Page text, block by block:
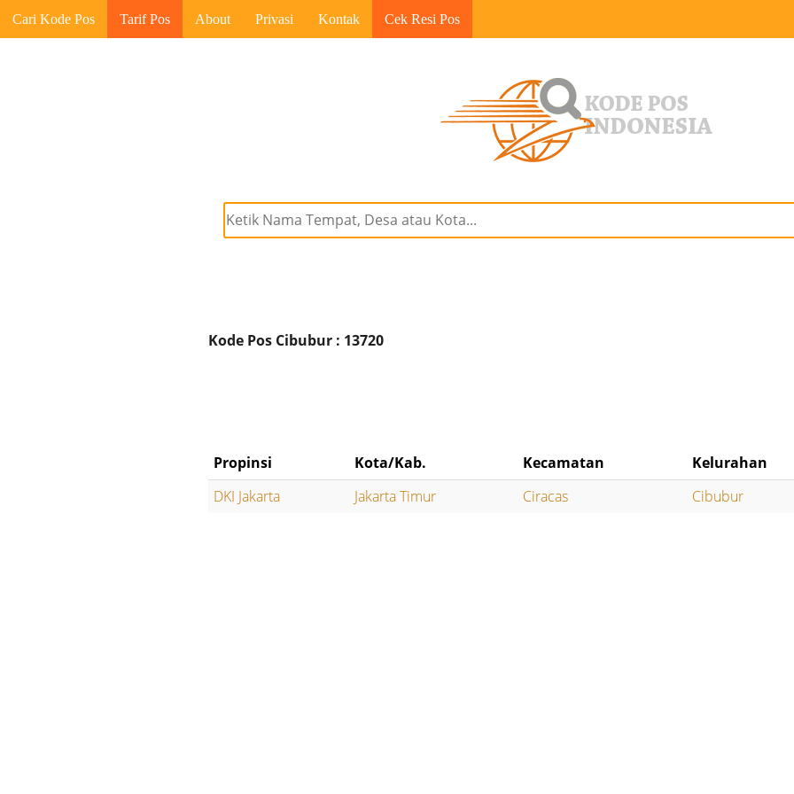
Cari Kode Pos Tarif Pos About Privasi Kontak Cek Resi Pos
Kode Pos Cibubur : 13720
Propinsi Kota/Kab. Kecamatan
Kelurahan
DKI Jakarta
Jakarta Timur Ciracas Cibubur